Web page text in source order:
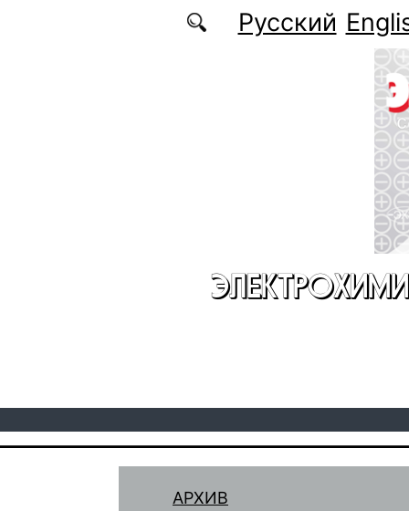
Перейти к основному содержаниюРусский
АРХИВ